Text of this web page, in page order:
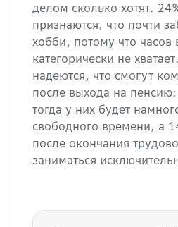
делом сколько хотят.
признаются, что почти
хобби, потому что часов
категорически не
надеются, что смогут
после выхода на
тогда у них будет
свободного времени, а
после окончания
заниматься